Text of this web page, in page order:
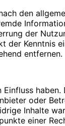
wird die
stellen
einstellen,
den
der
Kenntnis
entfernen.
oder
Inhalte
einer